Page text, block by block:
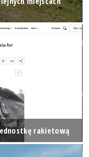
rakietową